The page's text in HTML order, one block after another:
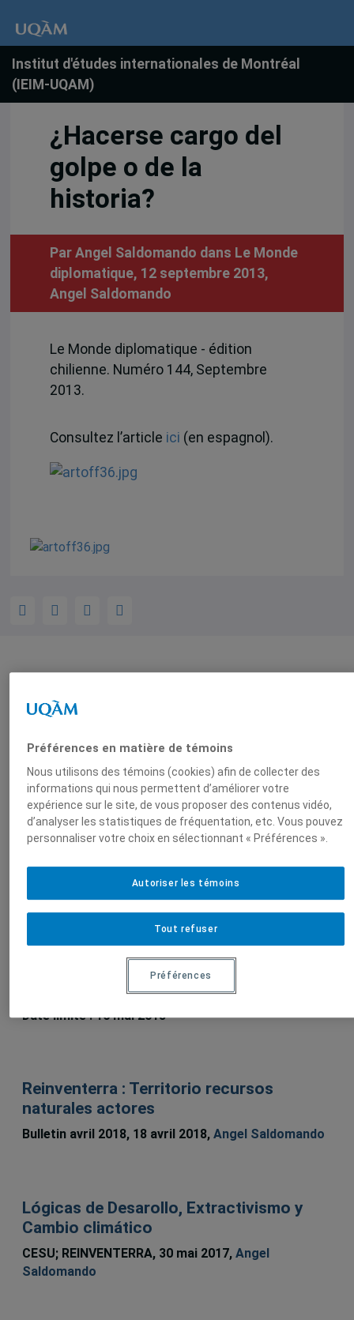
Institut d'études internationales de Montréal
(IEIM-UQAM)
¿Hacerse cargo del
golpe o de la
historia?
Par Angel Saldomando dans Le Monde
diplomatique, 12 septembre 2013,
Angel Saldomando
Le Monde diplomatique - édition
chilienne. Numéro 144, Septembre
2013.
Consultez l’article ici (en espagnol).
Saldomando
Sur le même sujet
Appel à contributions pour le Boletin
Reinventerra et nouvelles du réseau
Date limite : 16 mai 2018
Reinventerra : Territorio recursos
naturales actores
Bulletin avril 2018, 18 avril 2018, Angel Saldomando
Lógicas de Desarollo, Extractivismo y
Cambio climático
CESU; REINVENTERRA, 30 mai 2017, Angel
Saldomando
Préférences en matière de témoins
Nous utilisons des témoins (cookies) afin de collecter des
informations qui nous permettent d’améliorer votre
expérience sur le site, de vous proposer des contenus vidéo,
d’analyser les statistiques de fréquentation, etc. Vous pouvez
personnaliser votre choix en sélectionnant « Préférences ».
Tout refuser
Autoriser les témoins
Préférences